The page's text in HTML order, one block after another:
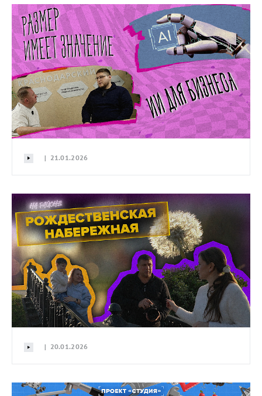
| 21.01.2026
| 20.01.2026